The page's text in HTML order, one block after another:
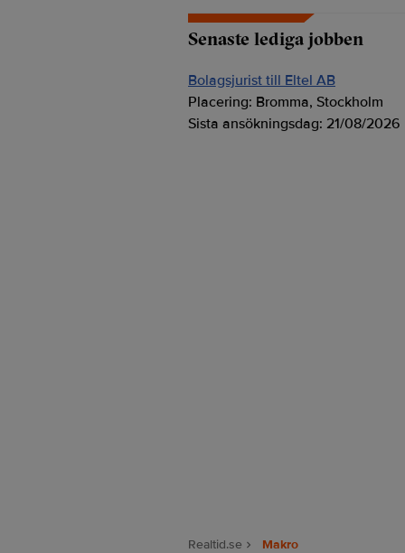
Senaste lediga jobben
Bolagsjurist till Eltel AB
Placering: Bromma, Stockholm
Sista ansökningsdag: 21/08/2026
Realtid.se Makro